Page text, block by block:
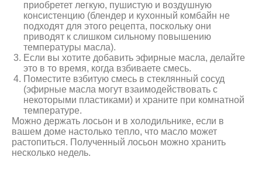
приобретет легкую, пушистую и воздушную
консистенцию (блендер и кухонный комбайн не
подходят для этого рецепта, поскольку они
приводят к слишком сильному повышению
температуры масла).
Если вы хотите добавить эфирные масла, делайте
это в то время, когда взбиваете смесь.
Поместите взбитую смесь в стеклянный сосуд
(эфирные масла могут взаимодействовать с
некоторыми пластиками) и храните при комнатной
температуре.
Можно держать лосьон и в холодильнике, если в
вашем доме настолько тепло, что масло может
растопиться. Полученный лосьон можно хранить
несколько недель.